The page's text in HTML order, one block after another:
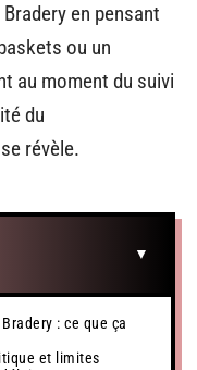
en pensant
ou un
au moment du suivi
du
révèle.
: ce que ça
et limites